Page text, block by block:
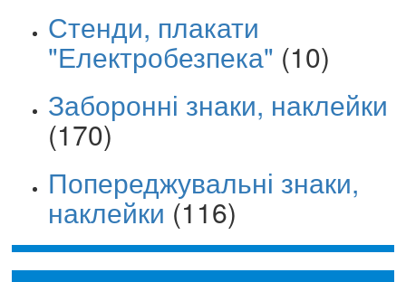
Стенди, плакати
"Електробезпека" (10)
Заборонні знаки, наклейки
(170)
Попереджувальні знаки,
наклейки (116)